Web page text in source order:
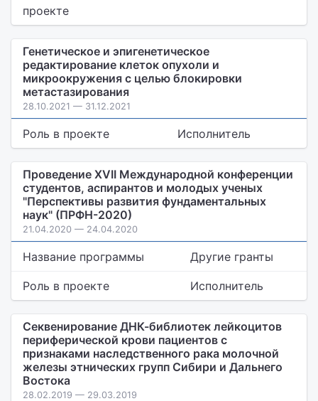
проекте
Генетическое и эпигенетическое
редактирование клеток опухоли и
микроокружения с целью блокировки
метастазирования
28.10.2021 — 31.12.2021
Роль в проекте Исполнитель
Проведение XVII Международной конференции
студентов, аспирантов и молодых ученых
"Перспективы развития фундаментальных
наук" (ПРФН-2020)
21.04.2020 — 24.04.2020
Название программы Другие гранты
Роль в проекте Исполнитель
Секвенирование ДНК-библиотек лейкоцитов
периферической крови пациентов с
признаками наследственного рака молочной
железы этнических групп Сибири и Дальнего
Востока
28.02.2019 — 29.03.2019